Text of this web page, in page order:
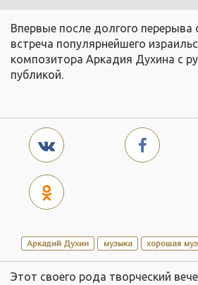
Впервые после долгого перерыва
встреча популярнейшего
композитора Аркадия Духина с
публикой.
Аркадий Духин музыка хорошая
Этот своего рода творческий